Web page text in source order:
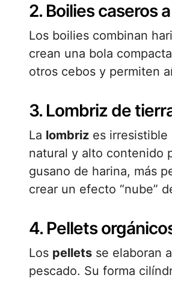
2. Boilies caseros
Los boilies combinan
crean una bola
otros cebos y permiten
3. Lombriz de
La lombriz es irresistible
natural y alto contenido
gusano de harina, más
crear un efecto “nube”
4. Pellets
Los pellets se elaboran
pescado. Su forma